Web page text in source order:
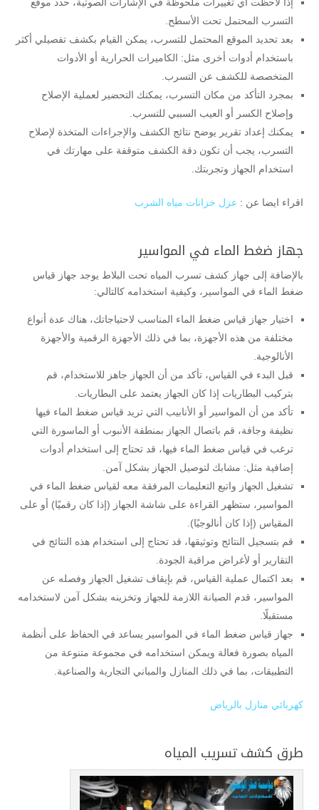
التسرب المحتمل تحت الأسطح.
بعد تحديد الموقع المحتمل للتسرب، يمكن القيام بكشف تفصيلي أكثر
باستخدام أدوات أخرى مثل: الكاميرات الحرارية أو الأدوات
المتخصصة للكشف عن التسرب.
بمجرد التأكد من مكان التسرب، يمكنك التحضير لعملية الإصلاح
وإصلاح الكسر أو العيب السببي للتسرب.
يمكنك إعداد تقرير يوضح نتائج الكشف والإجراءات المتخذة لإصلاح
التسرب، يجب أن تكون دقة الكشف متوقفة على مهارتك في
استخدام الجهاز وتجربتك.
اقراء ايضا عن : عزل خزانات مياه الشرب
جهاز ضغط الماء في المواسير
بالإضافة إلى جهاز كشف تسرب المياه تحت البلاط يوجد جهاز قياس
ضغط الماء في المواسير، وكيفية استخدامه كالتالي:
اختيار جهاز قياس ضغط الماء المناسب لاحتياجاتك، هناك عدة أنواع
مختلفة من هذه الأجهزة، بما في ذلك الأجهزة الرقمية والأجهزة
الأنالوجية.
قبل البدء في القياس، تأكد من أن الجهاز جاهز للاستخدام، قم
بتركيب البطاريات إذا كان الجهاز يعتمد على البطاريات.
تأكد من أن المواسير أو الأنابيب التي تريد قياس ضغط الماء فيها
نظيفة وجافة، قم باتصال الجهاز بمنطقة الأنبوب أو الماسورة التي
ترغب في قياس ضغط الماء فيها، قد تحتاج إلى استخدام أدوات
إضافية مثل: مشابك لتوصيل الجهاز بشكل آمن.
تشغيل الجهاز واتبع التعليمات المرفقة معه لقياس ضغط الماء في
المواسير، ستظهر القراءة على شاشة الجهاز (إذا كان رقميًا) أو على
المقياس (إذا كان أنالوجيًا).
قم بتسجيل النتائج وتوثيقها، قد تحتاج إلى استخدام هذه النتائج في
التقارير أو لأغراض مراقبة الجودة.
بعد اكتمال عملية القياس، قم بإيقاف تشغيل الجهاز وفصله عن
المواسير، قدم الصيانة اللازمة للجهاز وتخزينه بشكل آمن لاستخدامه
مستقبلًا.
جهاز قياس ضغط الماء في المواسير يساعد في الحفاظ على أنظمة
المياه بصورة فعالة ويمكن استخدامه في مجموعة متنوعة من
التطبيقات، بما في ذلك المنازل والمباني التجارية والصناعية.
كهربائي منازل بالرياض
طرق كشف تسريب المياه